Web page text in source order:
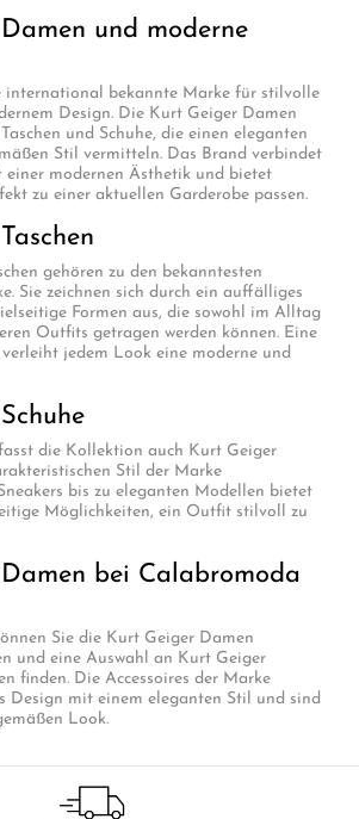
und moderne
international bekannte Marke für stilvolle
Design. Die Kurt Geiger Damen
und Schuhe, die einen eleganten
Stil vermitteln. Das Brand verbindet
einer modernen Ästhetik und bietet
zu einer aktuellen Garderobe passen.
gehören zu den bekanntesten
Sie zeichnen sich durch ein auffälliges
Formen aus, die sowohl im Alltag
Outfits getragen werden können. Eine
verleiht jedem Look eine moderne und
die Kollektion auch Kurt Geiger
Stil der Marke
bis zu eleganten Modellen bietet
Möglichkeiten, ein Outfit stilvoll zu
bei Calabromoda
Sie die Kurt Geiger Damen
und eine Auswahl an Kurt Geiger
finden. Die Accessoires der Marke
Design mit einem eleganten Stil und sind
Look.